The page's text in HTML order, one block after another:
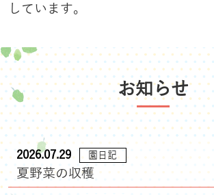
しています。
お知らせ
2026.07.29 園日記
夏野菜の収穫